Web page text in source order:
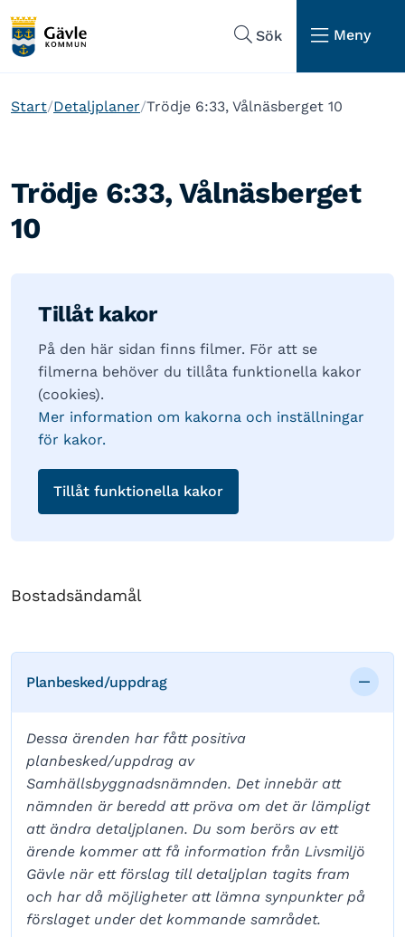
Sök
Meny
Start Detaljplaner Trödje 6:33, Vålnäsberget 10
Trödje 6:33, Vålnäsberget
10
Tillåt kakor
På den här sidan finns filmer. För att se
filmerna behöver du tillåta funktionella kakor
(cookies).
Mer information om kakorna och inställningar
för kakor.
Tillåt funktionella kakor
Bostadsändamål
Planbesked/uppdrag
Dessa ärenden har fått positiva
planbesked/uppdrag av
Samhällsbyggnadsnämnden. Det innebär att
nämnden är beredd att pröva om det är lämpligt
att ändra detaljplanen. Du som berörs av ett
ärende kommer att få information från Livsmiljö
Gävle när ett förslag till detaljplan tagits fram
och har då möjligheter att lämna synpunkter på
förslaget under det kommande samrådet.